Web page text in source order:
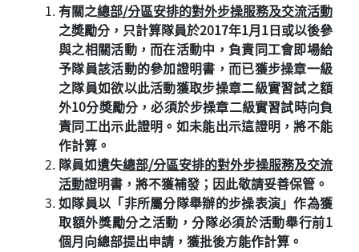
有關之總部/分區安排的對外步操服務及交流活動
之奬勵分，只計算隊員於2017年1月1日或以後參
與之相關活動，而在活動中，負責同工會即場給
予隊員該活動的參加證明書，而已獲步操章一級
之隊員如欲以此活動獲取步操章二級實習試之額
外10分奬勵分，必須於步操章二級實習試時向負
責同工出示此證明。如未能出示這證明，將不能
作計算。
隊員如遺失總部/分區安排的對外步操服務及交流
活動證明書，將不獲補發；因此敬請妥善保管。
如隊員以「非所屬分隊舉辦的步操表演」作為獲
取額外獎勵分之活動，分隊必須於活動舉行前1
個月向總部提出申請，獲批後方能作計算。